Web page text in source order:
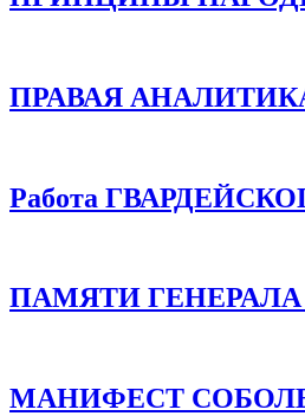
ПРАВАЯ АНАЛИТИКА
Работа
ПАМЯТИ ГЕНЕРАЛА
МАНИФЕСТ СОБОЛЕВА.